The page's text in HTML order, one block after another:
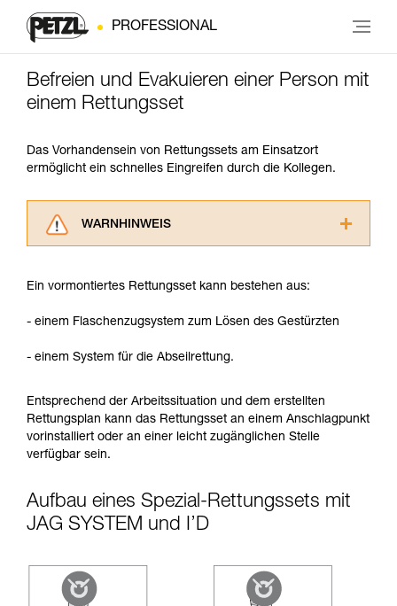
PROFESSIONAL
Befreien und Evakuieren einer Person mit
einem Rettungsset
Das Vorhandensein von Rettungssets am Einsatzort
ermöglicht ein schnelles Eingreifen durch die Kollegen.
WARNHINWEIS
aufmerksam durch, bevor Sie diesen zu Rate
verstehen zu können, müssen Sie zuerst die in
Informationen richtig verstanden haben.
entsprechende Ausbildung und ein spezielles
Training voraus. Prüfen Sie zusammen mit
einem Profi, ob Sie in der Lage sind, den
Vorgang alleine sicher zu wiederholen, bevor
verbundenen Techniken. Möglicherweise gibt es
noch andere Techniken, die hier nicht
Ein vormontiertes Rettungsset kann bestehen aus:
- einem Flaschenzugsystem zum Lösen des Gestürzten
- einem System für die Abseilrettung.
Entsprechend der Arbeitssituation und dem erstellten
Rettungsplan kann das Rettungsset an einem Anschlagpunkt
vorinstalliert oder an einer leicht zugänglichen Stelle
verfügbar sein.
Aufbau eines Spezial-Rettungssets mit
JAG SYSTEM und I’D